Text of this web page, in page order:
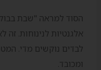
הסוד למראה "שבת
אלגנטיות לנינוחות.
לבדים נוקשים מדי.
ומכובד.